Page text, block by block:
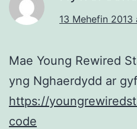
13 Mehefin 2013
Mae Young Rewired
yng Nghaerdydd ar
https://
code